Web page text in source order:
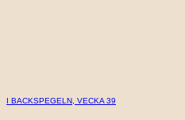
I BACKSPEGELN, VECKA 39